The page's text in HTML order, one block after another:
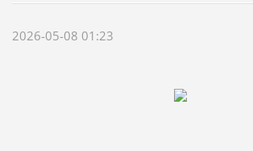
2026-05-08 01:23